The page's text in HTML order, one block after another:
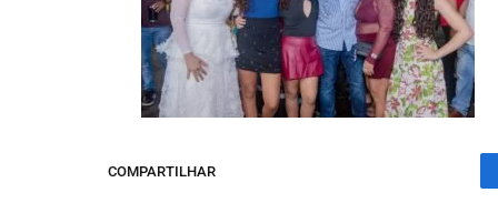
COMPARTILHAR